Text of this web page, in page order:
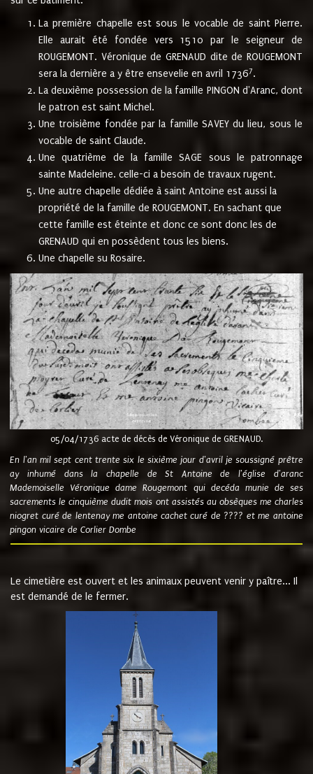
La première chapelle est sous le vocable de saint Pierre.
Elle aurait été fondée vers 1510 par le seigneur de
ROUGEMONT. Véronique de GRENAUD dite de ROUGEMONT
sera la dernière a y être ensevelie en avril 17367.
La deuxième possession de la famille PINGON d'Aranc, dont
le patron est saint Michel.
Une troisième fondée par la famille SAVEY du lieu, sous le
vocable de saint Claude.
Une quatrième de la famille SAGE sous le patronnage
sainte Madeleine. celle-ci a besoin de travaux rugent.
Une autre chapelle dédiée à saint Antoine est aussi la
propriété de la famille de ROUGEMONT. En sachant que
cette famille est éteinte et donc ce sont donc les de
GRENAUD qui en possèdent tous les biens.
Une chapelle su Rosaire.
05/04/1736 acte de décès de Véronique de GRENAUD.
En l'an mil sept cent trente six le sixième jour d'avril je soussigné prêtre
ay inhumé dans la chapelle de St Antoine de l'église d'aranc
Mademoiselle Véronique dame Rougemont qui decéda munie de ses
sacrements le cinquième dudit mois ont assistés au obsèques me charles
niogret curé de lentenay me antoine cachet curé de ???? et me antoine
pingon vicaire de Corlier Dombe
Le cimetière est ouvert et les animaux peuvent venir y paître... Il
est demandé de le fermer.